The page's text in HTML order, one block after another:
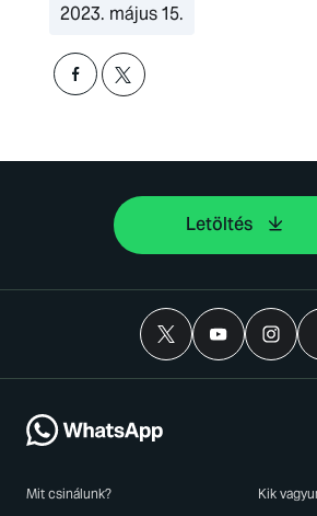
2023. május 15.
Letöltés
Mit csinálunk? Kik